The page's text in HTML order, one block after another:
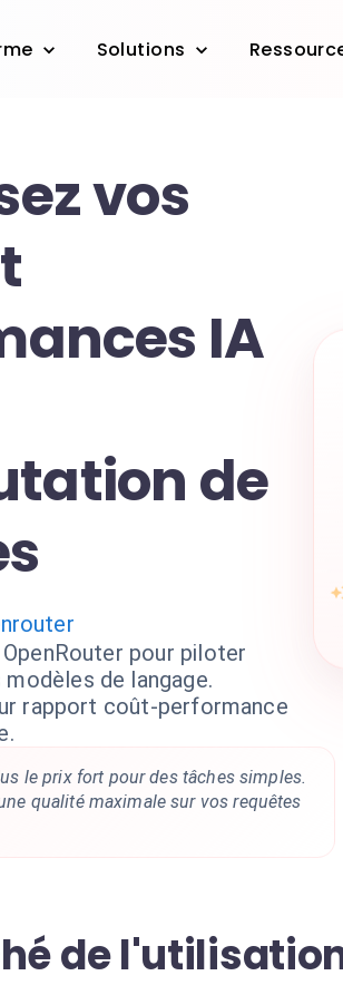
Solutions
vos
IA
de
pour piloter
de langage.
rapport coût-performance
le prix fort pour des tâches simples.
qualité maximale sur vos requêtes
de